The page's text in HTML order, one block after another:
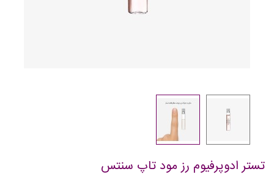
تستر ادوپرفیوم رز مود تاپ سنتس